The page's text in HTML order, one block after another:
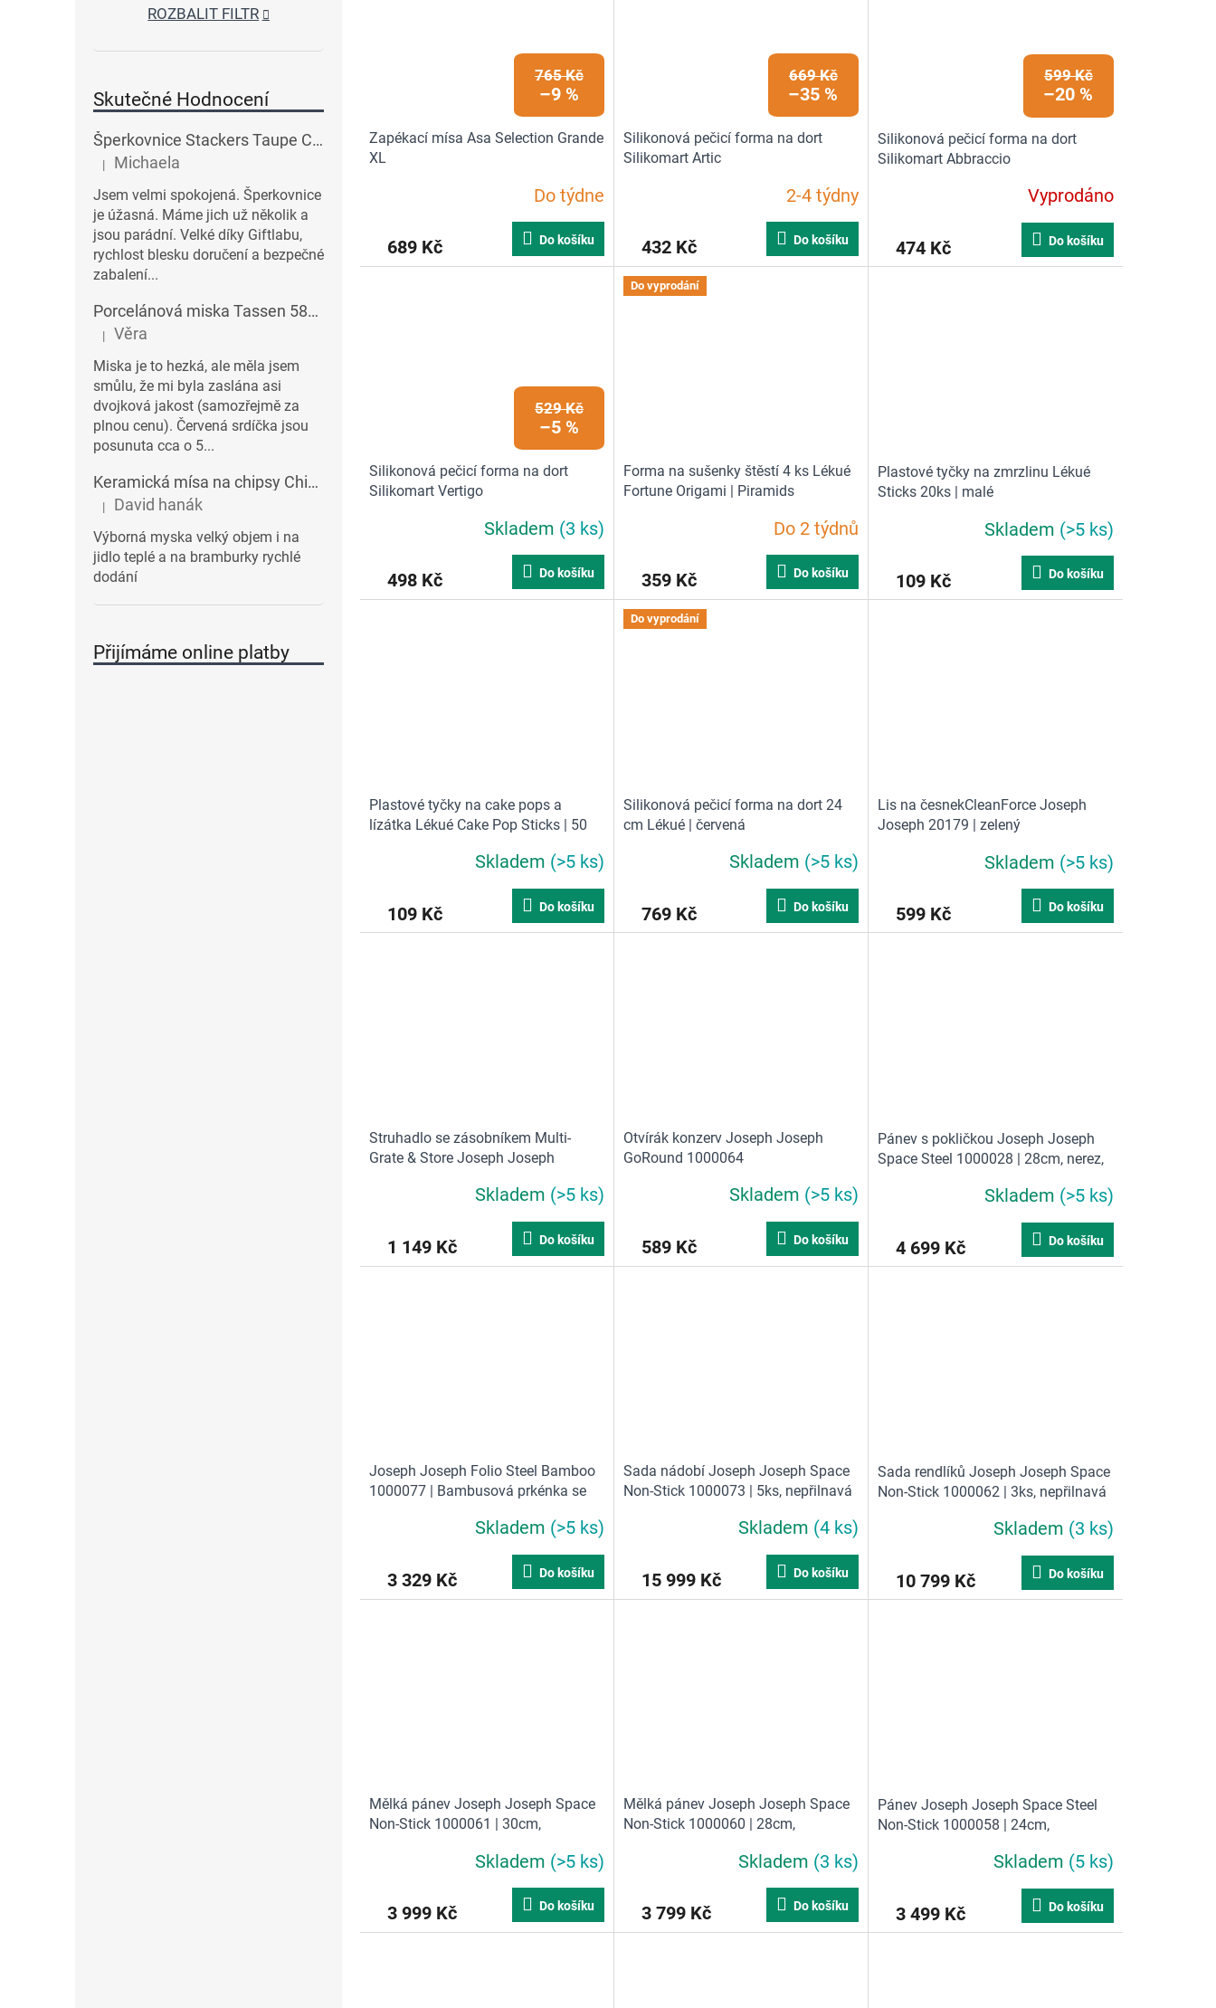
ROZBALIT FILTR
Skutečné Hodnocení
Šperkovnice Stackers Taupe Classic Charm Jewellery Box Lid | šedobéžová
Hodnocení produktu je 5 z 5 hvězdiček.
| Michaela
Jsem velmi spokojená. Šperkovnice
je úžasná. Máme jich už několik a
jsou parádní. Velké díky Giftlabu,
rychlost blesku doručení a bezpečné
zabalení...
Porcelánová miska Tassen 58products 500 ml Heartful s červenými srdíčky| bílá
Hodnocení produktu je 3 z 5 hvězdiček.
| Věra
Miska je to hezká, ale měla jsem
smůlu, že mi byla zaslána asi
dvojková jakost (samozřejmě za
plnou cenu). Červená srdíčka jsou
posunuta cca o 5...
Keramická mísa na chipsy Chips BALVI | modrá
Hodnocení produktu je 5 z 5 hvězdiček.
| David hanák
Výborná myska velký objem i na
jidlo teplé a na bramburky rychlé
dodání
Přijímáme online platby
765 Kč
–9 %
Zapékací mísa Asa Selection Grande
XL
Do týdne
689 Kč Do košíku
669 Kč
–35 %
Silikonová pečicí forma na dort
Silikomart Artic
2-4 týdny
432 Kč Do košíku
599 Kč
–20 %
Silikonová pečicí forma na dort
Silikomart Abbraccio
5,0
Vyprodáno
474 Kč Do košíku
529 Kč
–5 %
Silikonová pečicí forma na dort
Silikomart Vertigo
Skladem (3 ks)
498 Kč Do košíku
Do vyprodání
Forma na sušenky štěstí 4 ks Lékué
Fortune Origami | Piramids
Do 2 týdnů
359 Kč Do košíku
Plastové tyčky na zmrzlinu Lékué
Sticks 20ks | malé
4,5
Skladem (>5 ks)
109 Kč Do košíku
Plastové tyčky na cake pops a
lízátka Lékué Cake Pop Sticks | 50
Skladem (>5 ks)
109 Kč Do košíku
Do vyprodání
Silikonová pečicí forma na dort 24
cm Lékué | červená
5,0
Skladem (>5 ks)
769 Kč Do košíku
Lis na česnekCleanForce Joseph
Joseph 20179 | zelený
Skladem (>5 ks)
599 Kč Do košíku
Struhadlo se zásobníkem Multi-
Grate & Store Joseph Joseph
Skladem (>5 ks)
1 149 Kč Do košíku
Otvírák konzerv Joseph Joseph
GoRound 1000064
Skladem (>5 ks)
589 Kč Do košíku
Pánev s pokličkou Joseph Joseph
Space Steel 1000028 | 28cm, nerez,
Skladem (>5 ks)
4 699 Kč Do košíku
Joseph Joseph Folio Steel Bamboo
1000077 | Bambusová prkénka se
Skladem (>5 ks)
3 329 Kč Do košíku
Sada nádobí Joseph Joseph Space
Non-Stick 1000073 | 5ks, nepřilnavá
Skladem (4 ks)
15 999 Kč Do košíku
Sada rendlíků Joseph Joseph Space
Non-Stick 1000062 | 3ks, nepřilnavá
Skladem (3 ks)
10 799 Kč Do košíku
Mělká pánev Joseph Joseph Space
Non-Stick 1000061 | 30cm,
Skladem (>5 ks)
3 999 Kč Do košíku
Mělká pánev Joseph Joseph Space
Non-Stick 1000060 | 28cm,
Skladem (3 ks)
3 799 Kč Do košíku
Pánev Joseph Joseph Space Steel
Non-Stick 1000058 | 24cm,
Skladem (5 ks)
3 499 Kč Do košíku